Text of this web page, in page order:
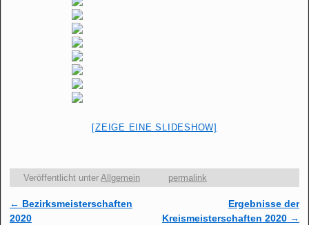
[ZEIGE EINE SLIDESHOW]
Veröffentlicht unter Allgemein permalink
Artikelnavigation
← Bezirksmeisterschaften
2020
Ergebnisse der
Kreismeisterschaften 2020 →